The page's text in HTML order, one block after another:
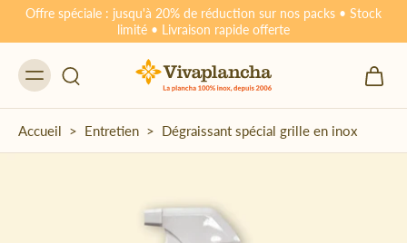
Offre spéciale : jusqu'à 20% de réduction sur nos packs • Stock
limité • Livraison rapide offerte
Accueil > Entretien > Dégraissant spécial grille en inox